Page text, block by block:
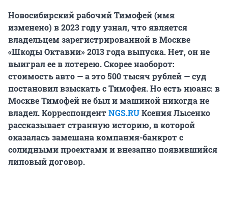
Новосибирский рабочий Тимофей (имя
изменено) в 2023 году узнал, что является
владельцем зарегистрированной в Москве
«Шкоды Октавии» 2013 года выпуска. Нет, он не
выиграл ее в лотерею. Скорее наоборот:
стоимость авто — а это 500 тысяч рублей — суд
постановил взыскать с Тимофея. Но есть нюанс: в
Москве Тимофей не был и машиной никогда не
владел. КорреспондентNGS.RUКсения Лысенко
рассказывает странную историю, в которой
оказалась замешана компания-банкрот с
солидными проектами и внезапно появившийся
липовый договор.